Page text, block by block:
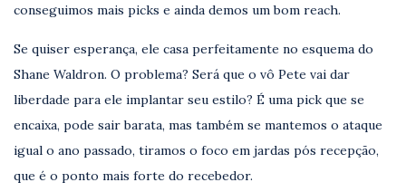
conseguimos mais picks e ainda demos um bom reach.
Se quiser esperança, ele casa perfeitamente no esquema do
Shane Waldron. O problema? Será que o vô Pete vai dar
liberdade para ele implantar seu estilo? É uma pick que se
encaixa, pode sair barata, mas também se mantemos o ataque
igual o ano passado, tiramos o foco em jardas pós recepção,
que é o ponto mais forte do recebedor.